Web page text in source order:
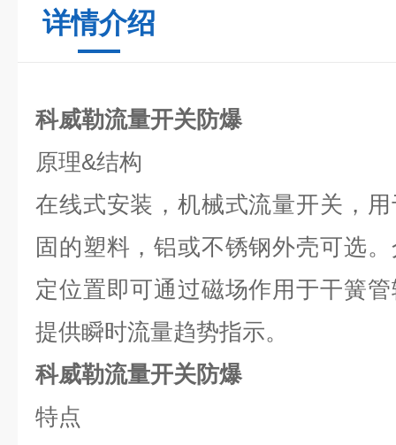
详情介绍
科威勒流量开关防爆
原理&结构
在线式安装，机械式流量开关，
固的塑料，铝或不锈钢外壳可选
定位置即可通过磁场作用于干簧
提供瞬时流量趋势指示。
科威勒流量开关防爆
特点